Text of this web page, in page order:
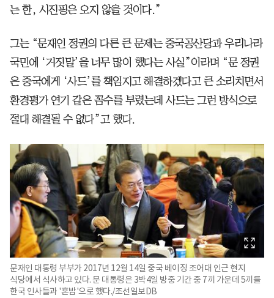
는 한, 시진핑은 오지 않을 것이다.”
그는 “문재인 정권의 다른 큰 문제는 중국공산당과 우리나라
국민에 ‘거짓말’을 너무 많이 했다는 사실”이라며 “문 정권
은 중국에게 ‘사드’를 책임지고 해결하겠다고 큰 소리치면서
환경평가 연기 같은 꼼수를 부렸는데 사드는 그런 방식으로
절대 해결될 수 없다”고 했다.
문재인 대통령 부부가 2017년 12월 14일 중국 베이징 조어대 인근 현지
식당에서 식사하고 있다. 문 대통령은 3박4일 방중 기간 중 7끼 가운데 5끼를
한국 인사들과 '혼밥'으로 했다./조선일보DB